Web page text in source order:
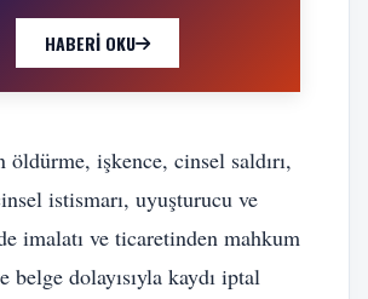
HABERI OKU
öldürme, işkence, cinsel saldırı,
istismarı, uyuşturucu ve
imalatı ve ticaretinden mahkum
belge dolayısıyla kaydı iptal